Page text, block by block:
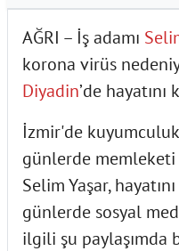
AĞRI – İş adamı
korona virüs
Diyadin’de
İzmir'de
günlerde memleketi
Selim Yaşar,
günlerde sosyal
ilgili şu paylaşımda